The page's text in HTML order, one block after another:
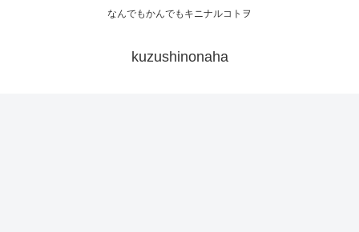
なんでもかんでもキニナルコトヲ
kuzushinonaha